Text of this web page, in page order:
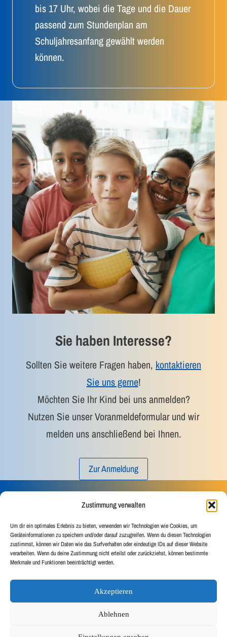
Zustimmung verwalten
Um dir ein optimales Erlebnis zu bieten, verwenden wir Technologien wie Cookies, um
Geräteinformationen zu speichern und/oder darauf zuzugreifen. Wenn du diesen Technologien
zustimmst, können wir Daten wie das Surfverhalten oder eindeutige IDs auf dieser Website
verarbeiten. Wenn du deine Zustimmung nicht erteilst oder zurückziehst, können bestimmte
Merkmale und Funktionen beeinträchtigt werden.
Akzeptieren
Ablehnen
bis 17 Uhr, wobei die Tage und die Dauer
passend zum Stundenplan am
Schuljahresanfang gewählt werden
können.
Sie haben Interesse?
Sollten Sie weitere Fragen haben, kontaktieren
Sie uns gerne!
Möchten Sie Ihr Kind bei uns anmelden?
Nutzen Sie unser Voranmeldeformular und wir
melden uns anschließend bei Ihnen.
Zur Anmeldung
Gibt es noch offene Fragen?
Hier geht’s zu
unseren FAQ
Sekretariat Cookie-Richtlinie (EU)
Impressum